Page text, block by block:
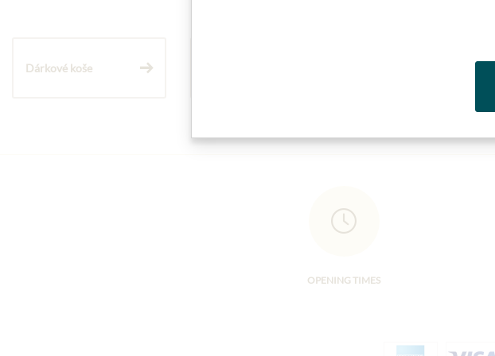
Dárkové koše
OPENING TIMES